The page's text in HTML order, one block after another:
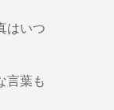
はいつ
言葉も